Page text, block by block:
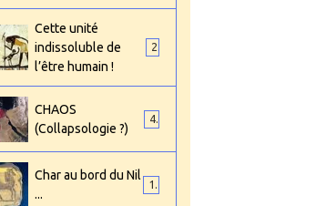
Cette unité
indissoluble de
l’être humain !
CHAOS
(Collapsologie ?)
4
Char au bord du Nil
...
1